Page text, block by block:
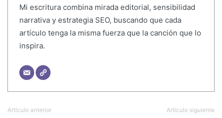
Mi escritura combina mirada editorial, sensibilidad
narrativa y estrategia SEO, buscando que cada
artículo tenga la misma fuerza que la canción que lo
inspira.
Artículo anterior Artículo siguiente